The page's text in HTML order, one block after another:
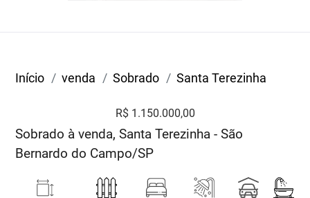
Início venda Sobrado Santa Terezinha
R$ 1.150.000,00
Sobrado à venda, Santa Terezinha - São
Bernardo do Campo/SP